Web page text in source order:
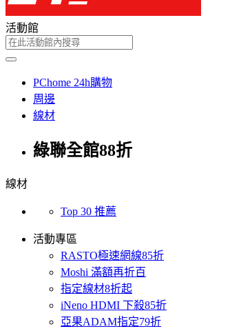
活動館
PChome 24h購物
周邊
線材
綠聯全館88折
線材
Top 30 推薦
活動專區
RASTO極速網線85折
Moshi 滿額再折百
指定線材8折起
iNeno HDMI 下殺85折
亞果ADAM指定79折